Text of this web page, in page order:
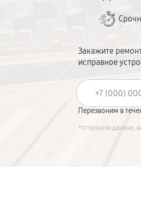
Закажите
исправное
Перезвоним в
*Отправляя данные,